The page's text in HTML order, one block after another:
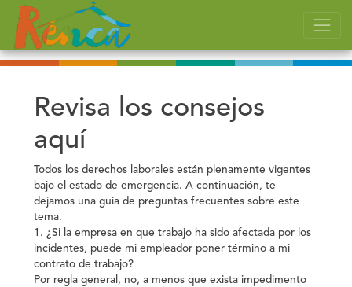
Revisa los consejos
aquí
Todos los derechos laborales están plenamente vigentes
bajo el estado de emergencia. A continuación, te
dejamos una guía de preguntas frecuentes sobre este
tema.
1. ¿Si la empresa en que trabajo ha sido afectada por los
incidentes, puede mi empleador poner término a mi
contrato de trabajo?
Por regla general, no, a menos que exista impedimento